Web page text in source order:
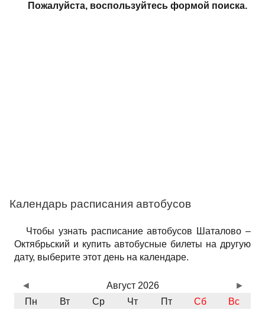
Пожалуйста, воспользуйтесь формой поиска.
Календарь расписания автобусов
Чтобы узнать расписание автобусов Шаталово –
Октябрьский и купить автобусные билеты на другую
дату, выберите этот день на календаре.
Август 2026
Пн
Вт Ср Чт Пт Сб
Вс
◄ ►